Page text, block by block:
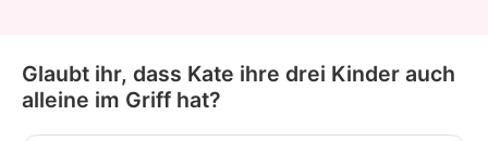
Glaubt ihr, dass Kate ihre drei Kinder auch
alleine im Griff hat?